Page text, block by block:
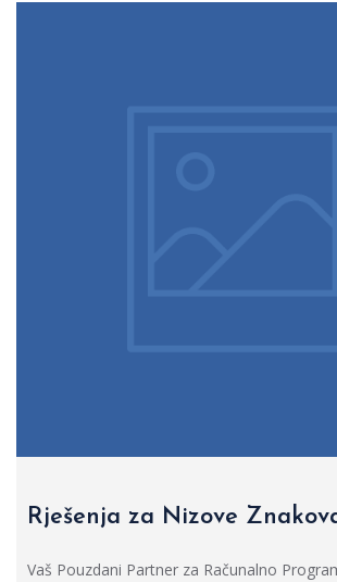
Rješenja za Nizove
Vaš Pouzdani Partner za Računalno